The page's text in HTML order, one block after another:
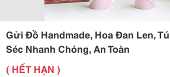
Gửi Đồ Handmade, Hoa Đan Len,
Séc Nhanh Chóng, An Toàn
( HẾT HẠN )